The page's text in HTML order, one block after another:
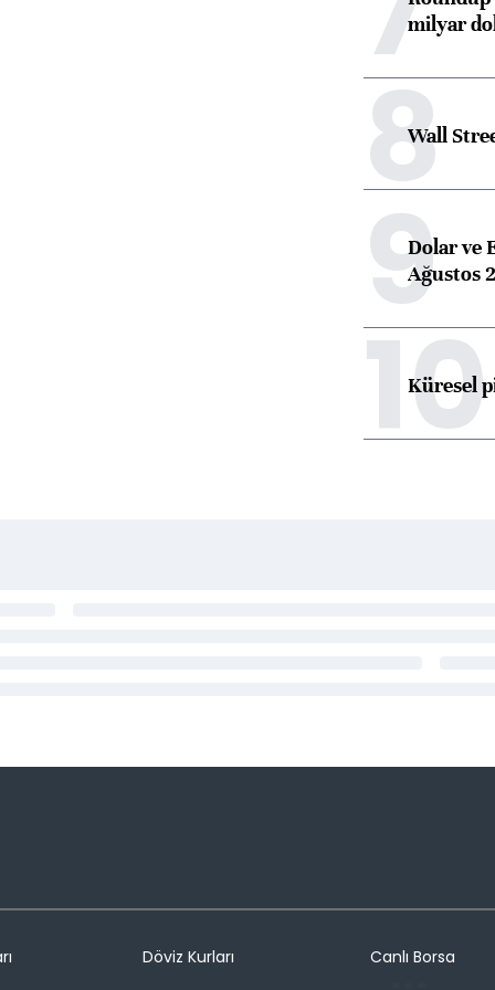
milyar
8
Wall
9Dolar ve
Ağustos
10
Küresel
Döviz Kurları
Canlı Borsa